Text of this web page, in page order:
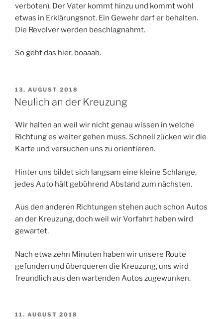
verboten). Der Vater kommt hinzu und kommt wohl
etwas in Erklärungsnot. Ein Gewehr darf er behalten.
Die Revolver werden beschlagnahmt.
So geht das hier, boaaah.
VERÖFFENTLICHT
AM
13. AUGUST 2018
Neulich an der Kreuzung
Wir halten an weil wir nicht genau wissen in welche
Richtung es weiter gehen muss. Schnell zücken wir die
Karte und versuchen uns zu orientieren.
Hinter uns bildet sich langsam eine kleine Schlange,
jedes Auto hält gebührend Abstand zum nächsten.
Aus den anderen Richtungen stehen auch schon Autos
an der Kreuzung, doch weil wir Vorfahrt haben wird
gewartet.
Nach etwa zehn Minuten haben wir unsere Route
gefunden und überqueren die Kreuzung, uns wird
freundlich aus den wartenden Autos zugewunken.
VERÖFFENTLICHT
11. AUGUST 2018